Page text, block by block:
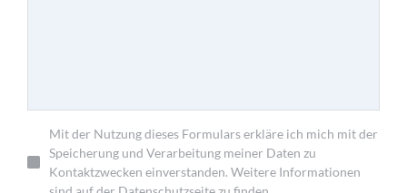
Mit der Nutzung dieses Formulars erkläre ich mich mit der
Speicherung und Verarbeitung meiner Daten zu
Kontaktzwecken einverstanden. Weitere Informationen